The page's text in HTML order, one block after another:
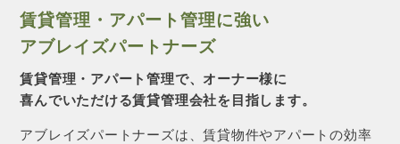
賃貸管理・アパート管理に強い
アブレイズパートナーズ
賃貸管理・アパート管理で、オーナー様に
喜んでいただける賃貸管理会社を目指します。
アブレイズパートナーズは、賃貸物件やアパートの効率